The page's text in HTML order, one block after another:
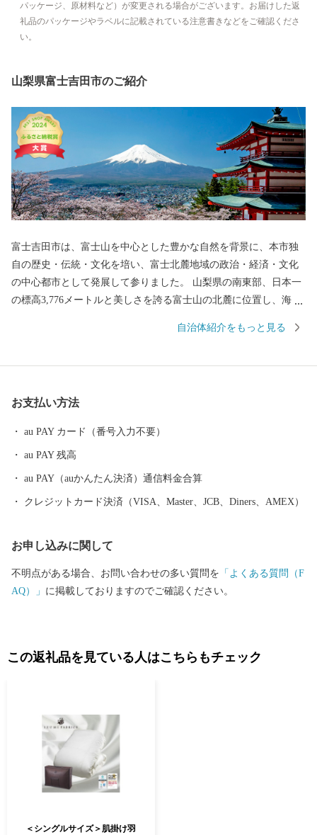
パッケージ、原材料など）が変更される場合がございます。お届けした返
礼品のパッケージやラベルに記載されている注意書きなどをご確認くださ
い。
山梨県富士吉田市のご紹介
富士吉田市は、富士山を中心とした豊かな自然を背景に、本市独
自の歴史・伝統・文化を培い、富士北麓地域の政治・経済・文化
の中心都市として発展して参りました。 山梨県の南東部、日本一
の標高3,776メートルと美しさを誇る富士山の北麓に位置し、海抜
山信仰の町として栄え、御師文化の面影が今も残されています。
自治体紹介をもっと見る
お支払い方法
au PAY カード（番号入力不要）
au PAY 残高
au PAY（auかんたん決済）通信料金合算
クレジットカード決済（VISA、Master、JCB、Diners、AMEX）
お申し込みに関して
不明点がある場合、お問い合わせの多い質問を 「よくある質問（F
AQ）」 に掲載しておりますのでご確認ください。
この返礼品を見ている人はこちらもチェック
＜シングルサイズ＞肌掛け羽